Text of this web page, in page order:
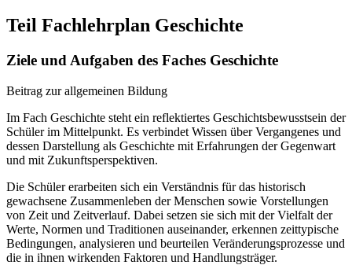
Teil Fachlehrplan Geschichte
Ziele und Aufgaben des Faches Geschichte
Beitrag zur allgemeinen Bildung
Im Fach Geschichte steht ein reflektiertes Geschichtsbewusstsein der
Schüler im Mittelpunkt. Es verbindet Wissen über Vergangenes und
dessen Darstellung als Geschichte mit Erfahrungen der Gegenwart
und mit Zukunftsperspektiven.
Die Schüler erarbeiten sich ein Verständnis für das historisch
gewachsene Zusammenleben der Menschen sowie Vorstellungen
von Zeit und Zeitverlauf. Dabei setzen sie sich mit der Vielfalt der
Werte, Normen und Traditionen auseinander, erkennen zeittypische
Bedingungen, analysieren und beurteilen Veränderungsprozesse und
die in ihnen wirkenden Faktoren und Handlungsträger.